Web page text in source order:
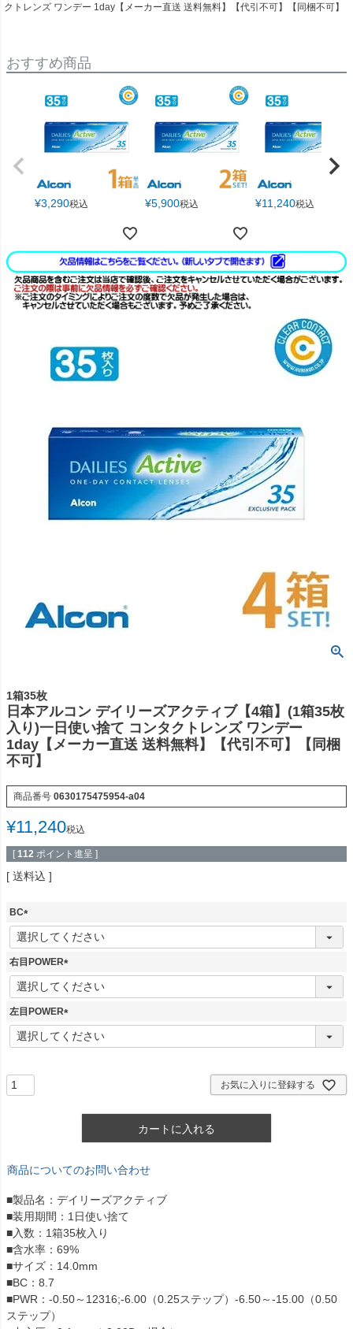
クトレンズ ワンデー 1day【メーカー直送 送料無料】【代引不可】【同梱不可】
おすすめ商品
¥3,290税込 ¥5,900税込 ¥11,240税込
1箱35枚
日本アルコン デイリーズアクティブ【4箱】(1箱35枚
入り)一日使い捨て コンタクトレンズ ワンデー
1day【メーカー直送 送料無料】【代引不可】【同梱
不可】
商品番号 0630175475954-a04
¥11,240税込
[ 112 ポイント進呈 ]
送料込
BC
(
必
須
右目POWER
(
必
須
左目POWER
(
必
お気に入りに登録する
カートに入れる
商品についてのお問い合わせ
■製品名：デイリーズアクティブ
■装用期間：1日使い捨て
■入数：1箱35枚入り
■含水率：69%
■サイズ：14.0mm
■BC：8.7
■PWR：-0.50～12316;-6.00（0.25ステップ）-6.50～-15.00（0.50
ステップ）